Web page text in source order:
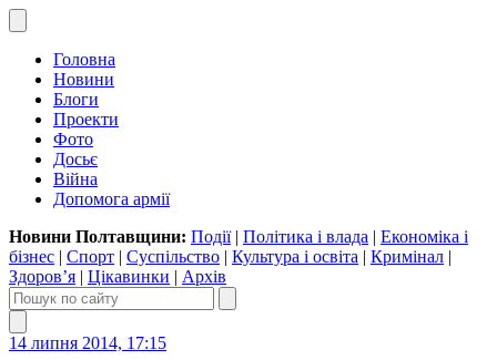
Головна
Новини
Блоги
Проекти
Фото
Досьє
Війна
Допомога армії
Новини Полтавщини: Події| Політика і влада | Економіка і
бізнес | Спорт | Суспільство | Культура і освіта | Кримінал |
Здоров’я | Цікавинки | Архів
14 липня 2014, 17:15